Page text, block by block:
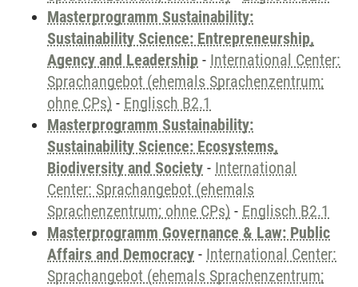
Masterprogramm Sustainability:
Sustainability Science: Entrepreneurship,
Agency and Leadership - International Center:
Sprachangebot (ehemals Sprachenzentrum;
ohne CPs) - Englisch B2.1
Masterprogramm Sustainability:
Sustainability Science: Ecosystems,
Biodiversity and Society - International
Center: Sprachangebot (ehemals
Sprachenzentrum; ohne CPs) - Englisch B2.1
Masterprogramm Governance & Law: Public
Affairs and Democracy - International Center:
Sprachangebot (ehemals Sprachenzentrum;